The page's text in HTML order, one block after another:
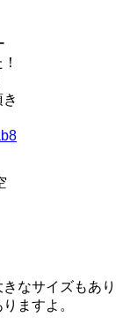
なサイズもあり
ますよ。